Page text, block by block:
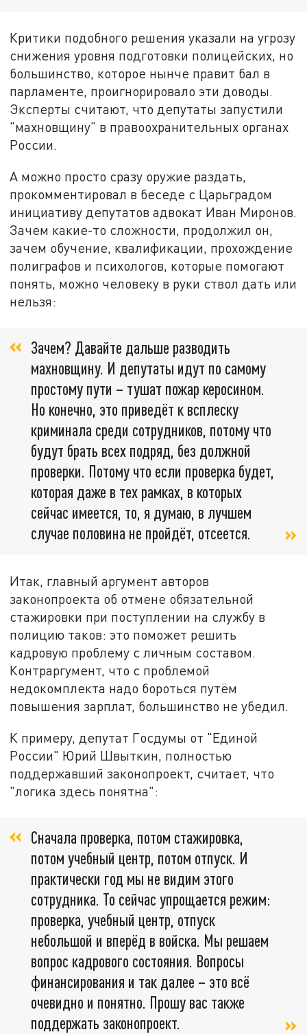
Критики подобного решения указали на угрозу
снижения уровня подготовки полицейских, но
большинство, которое нынче правит бал в
парламенте, проигнорировало эти доводы.
Эксперты считают, что депутаты запустили
"махновщину" в правоохранительных органах
России.
А можно просто сразу оружие раздать,
прокомментировал в беседе с Царьградом
инициативу депутатов адвокат Иван Миронов.
Зачем какие-то сложности, продолжил он,
зачем обучение, квалификации, прохождение
полиграфов и психологов, которые помогают
понять, можно человеку в руки ствол дать или
нельзя:
Зачем? Давайте дальше разводить
махновщину. И депутаты идут по самому
простому пути – тушат пожар керосином.
Но конечно, это приведёт к всплеску
криминала среди сотрудников, потому что
будут брать всех подряд, без должной
проверки. Потому что если проверка будет,
которая даже в тех рамках, в которых
сейчас имеется, то, я думаю, в лучшем
случае половина не пройдёт, отсеется.
Итак, главный аргумент авторов
законопроекта об отмене обязательной
стажировки при поступлении на службу в
полицию таков: это поможет решить
кадровую проблему с личным составом.
Контраргумент, что с проблемой
недокомплекта надо бороться путём
повышения зарплат, большинство не убедил.
К примеру, депутат Госдумы от "Единой
России" Юрий Швыткин, полностью
поддержавший законопроект, считает, что
"логика здесь понятна":
Сначала проверка, потом стажировка,
потом учебный центр, потом отпуск. И
практически год мы не видим этого
сотрудника. То сейчас упрощается режим:
проверка, учебный центр, отпуск
небольшой и вперёд в войска. Мы решаем
вопрос кадрового состояния. Вопросы
финансирования и так далее – это всё
очевидно и понятно. Прошу вас также
поддержать законопроект.